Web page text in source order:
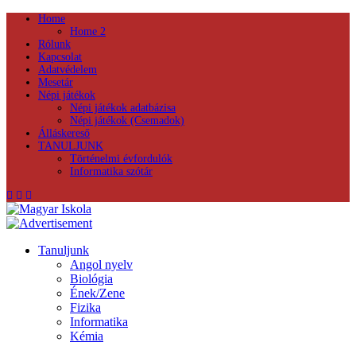
Home
Home 2
Rólunk
Kapcsolat
Adatvédelem
Mesetár
Népi játékok
Népi játékok adatbázisa
Népi játékok (Csemadok)
Álláskereső
TANULJUNK
Történelmi évfordulók
Informatika szótár
Tanuljunk
Angol nyelv
Biológia
Ének/Zene
Fizika
Informatika
Kémia